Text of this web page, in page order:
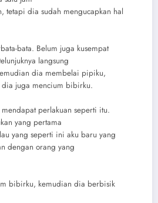
tetapi dia sudah mengucapkan hal
bata. Belum juga kusempat
langsung
dia membelai pipiku,
juga mencium bibirku.
perlakuan seperti itu.
yang pertama
yang seperti ini aku baru yang
dengan orang yang
bibirku, kemudian dia berbisik